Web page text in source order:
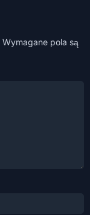
Wymagane pola są